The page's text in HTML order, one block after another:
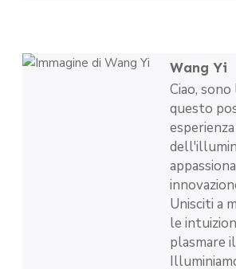
Wang Yi
Ciao,
questo
Unisciti a
le
plasmare